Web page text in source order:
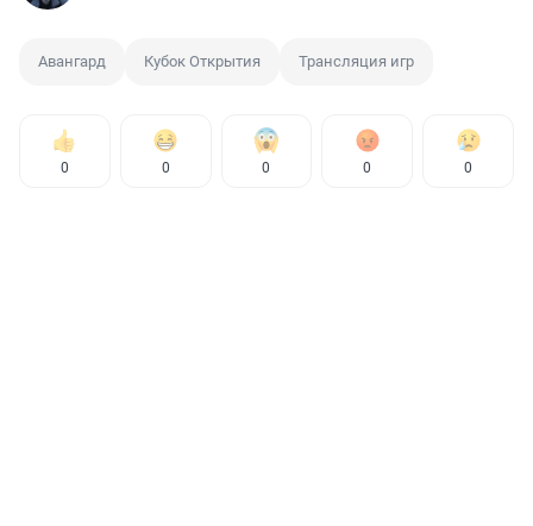
Авангард Кубок Открытия Трансляция игр
0 0 0 0 0